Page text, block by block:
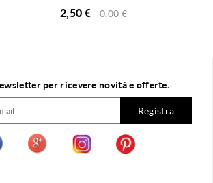
2,50 € 0,00€
per ricevere novità e offerte.
Registra